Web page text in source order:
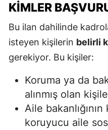
KIMLER
Bu ilan dahilinde
isteyen kişilerin belirli
gerekiyor. Bu kişiler:
Koruma ya da
alınmış olan
Aile
koruyucu aile